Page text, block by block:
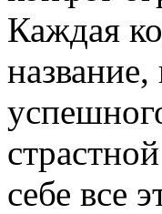
Каждая
себе все